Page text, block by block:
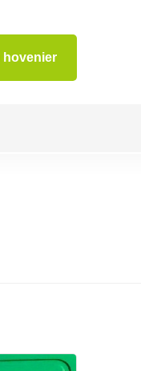
hovenier